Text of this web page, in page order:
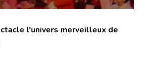
l'univers merveilleux de